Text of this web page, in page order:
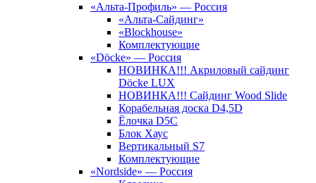
«Альта-Профиль» — Россия
«Альта-Сайдинг»
«Blockhouse»
Комплектующие
«Döcke» — Россия
НОВИНКА!!! Акриловый сайдинг
Döcke LUX
НОВИНКА!!! Сайдинг Wood Slide
Корабельная доска D4,5D
Ёлочка D5C
Блок Хаус
Вертикальный S7
Комплектующие
«Nordside» — Россия